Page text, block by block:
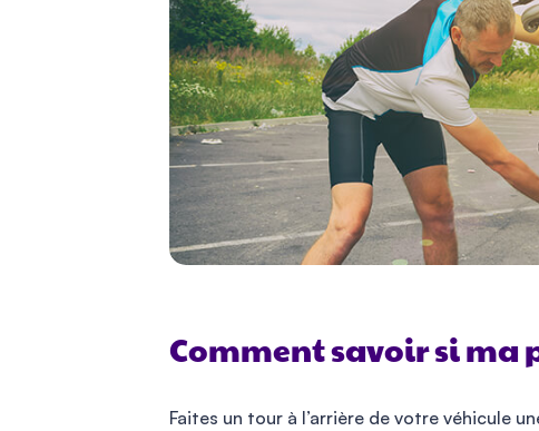
Comment savoir si ma
Faites un tour à l’arrière de votre véhicule